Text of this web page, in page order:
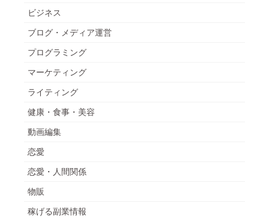
ビジネス
ブログ・メディア運営
プログラミング
マーケティング
ライティング
健康・食事・美容
動画編集
恋愛
恋愛・人間関係
物販
稼げる副業情報